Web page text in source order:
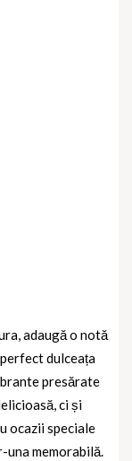
adaugă o notă
dulceața
presărate
ci și
ocazii speciale
memorabilă.